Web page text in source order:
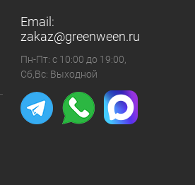
Email:
zakaz@greenween.ru
Пн-Пт: с 10:00 до 19:00,
Сб,Вс: Выходной